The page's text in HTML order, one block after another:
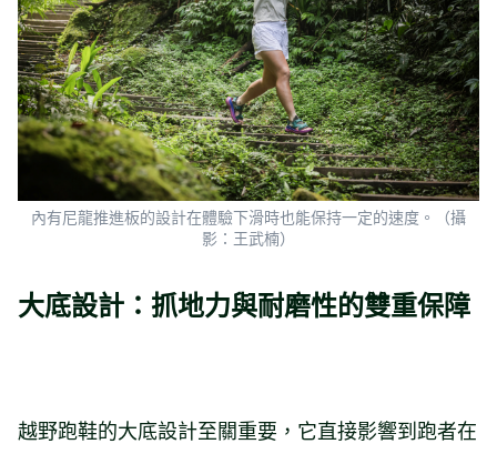
內有尼龍推進板的設計在體驗下滑時也能保持一定的速度。（攝
影：王武楠）
大底設計：抓地力與耐磨性的雙重保障
越野跑鞋的大底設計至關重要，它直接影響到跑者在